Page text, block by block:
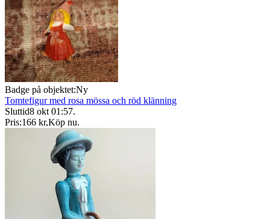
Badge på objektet:Ny
Tomtefigur med rosa mössa och röd klänning
Sluttid8 okt 01:57.
Pris:166 kr,Köp nu.